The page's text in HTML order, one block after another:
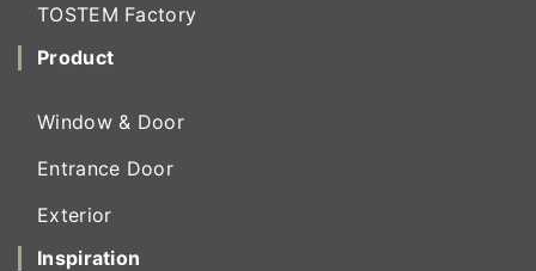
TOSTEM Factory
Product
Window & Door
Entrance Door
Exterior
Inspiration